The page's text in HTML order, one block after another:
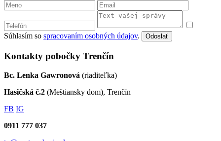
Súhlasím so spracovaním osobných údajov. Odoslať
Kontakty pobočky Trenčín
Bc. Lenka Gawronová (riaditeľka)
Hasičská č.2 (Meštiansky dom), Trenčín
FB IG
0911 777 037